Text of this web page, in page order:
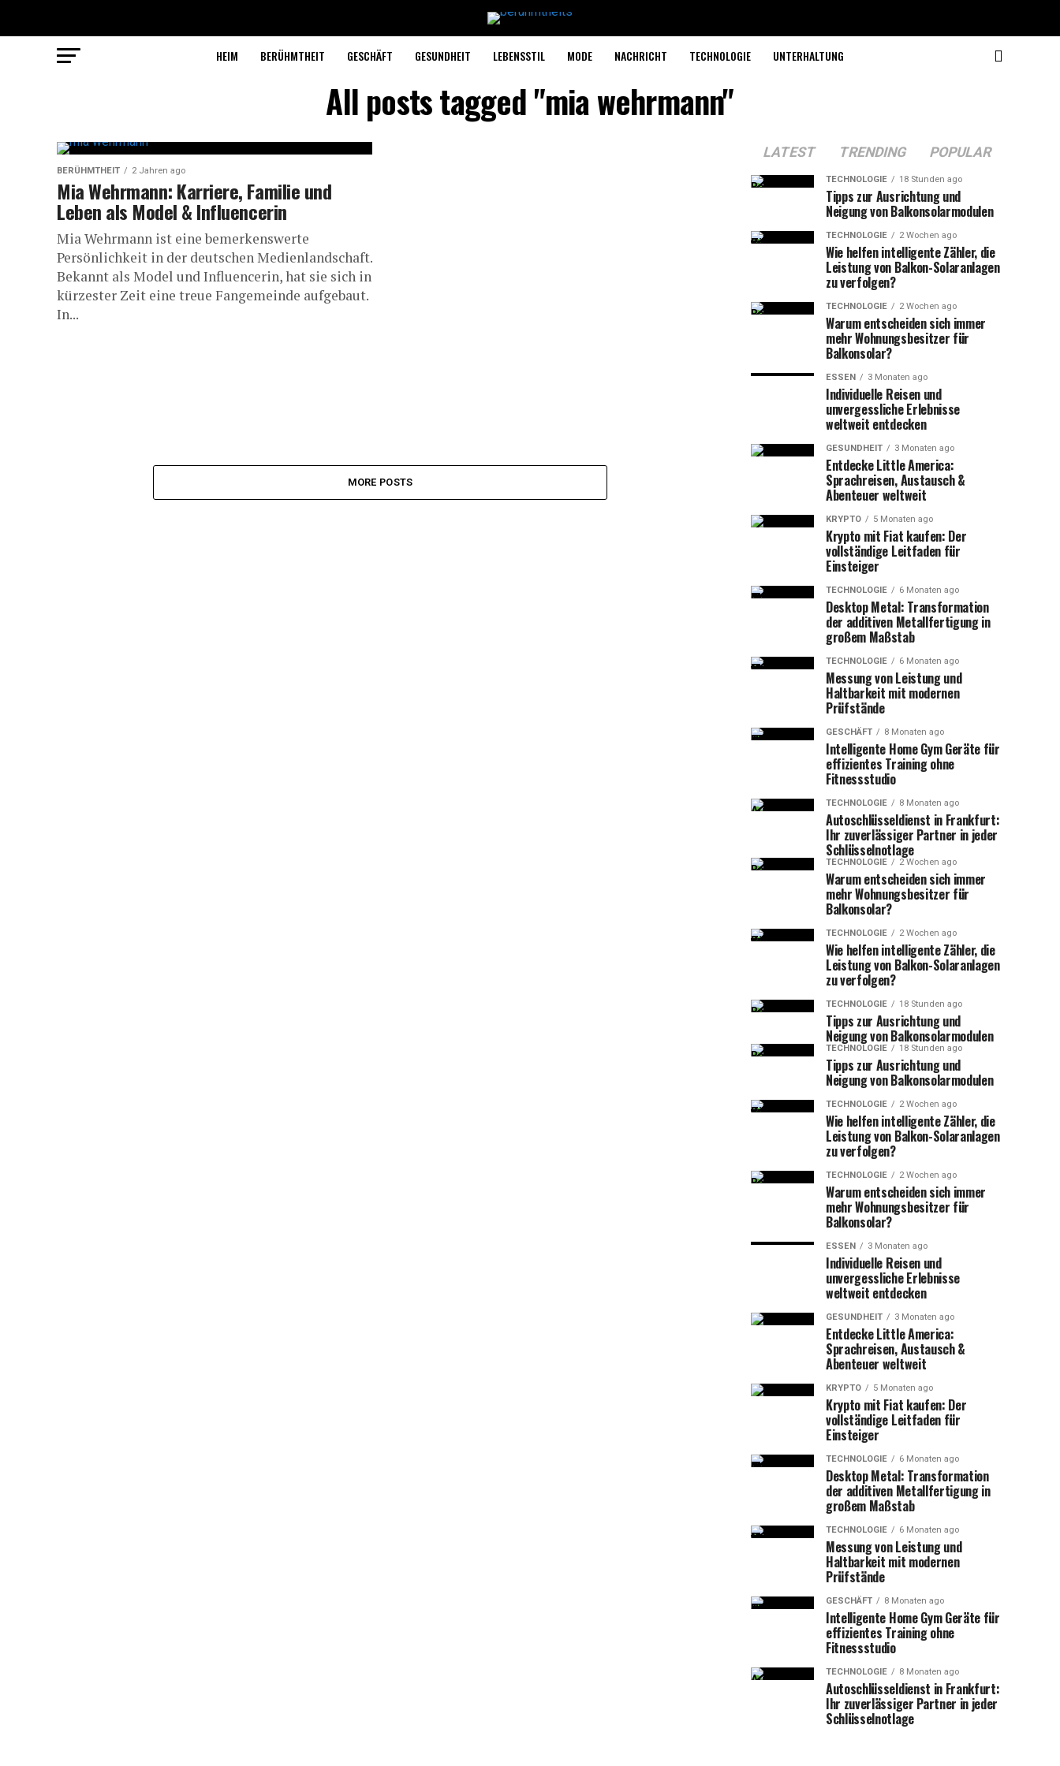
HEIM BERÜHMTHEIT GESCHÄFT GESUNDHEIT LEBENSSTIL MODE NACHRICHT TECHNOLOGIE UNTERHALTUNG
All posts tagged "mia wehrmann"
BERÜHMTHEIT 2 Jahren ago
Mia Wehrmann: Karriere, Familie und
Leben als Model & Influencerin
Mia Wehrmann ist eine bemerkenswerte
Persönlichkeit in der deutschen Medienlandschaft.
Bekannt als Model und Influencerin, hat sie sich in
kürzester Zeit eine treue Fangemeinde aufgebaut.
In...
MORE POSTS
LATEST TRENDING POPULAR
TECHNOLOGIE 18 Stunden ago
Tipps zur Ausrichtung und
Neigung von Balkonsolarmodulen
TECHNOLOGIE 2 Wochen ago
Wie helfen intelligente Zähler, die
Leistung von Balkon-Solaranlagen
zu verfolgen?
TECHNOLOGIE 2 Wochen ago
Warum entscheiden sich immer
mehr Wohnungsbesitzer für
Balkonsolar?
ESSEN 3 Monaten ago
Individuelle Reisen und
unvergessliche Erlebnisse
weltweit entdecken
GESUNDHEIT 3 Monaten ago
Entdecke Little America:
Sprachreisen, Austausch &
Abenteuer weltweit
KRYPTO 5 Monaten ago
Krypto mit Fiat kaufen: Der
vollständige Leitfaden für
Einsteiger
TECHNOLOGIE 6 Monaten ago
Desktop Metal: Transformation
der additiven Metallfertigung in
großem Maßstab
TECHNOLOGIE 6 Monaten ago
Messung von Leistung und
Haltbarkeit mit modernen
Prüfstände
GESCHÄFT 8 Monaten ago
Intelligente Home Gym Geräte für
effizientes Training ohne
Fitnessstudio
TECHNOLOGIE 8 Monaten ago
Autoschlüsseldienst in Frankfurt:
Ihr zuverlässiger Partner in jeder
Schlüsselnotlage
TECHNOLOGIE 2 Wochen ago
Warum entscheiden sich immer
mehr Wohnungsbesitzer für
Balkonsolar?
TECHNOLOGIE 2 Wochen ago
Wie helfen intelligente Zähler, die
Leistung von Balkon-Solaranlagen
zu verfolgen?
TECHNOLOGIE 18 Stunden ago
Tipps zur Ausrichtung und
Neigung von Balkonsolarmodulen
TECHNOLOGIE 18 Stunden ago
Tipps zur Ausrichtung und
Neigung von Balkonsolarmodulen
TECHNOLOGIE 2 Wochen ago
Wie helfen intelligente Zähler, die
Leistung von Balkon-Solaranlagen
zu verfolgen?
TECHNOLOGIE 2 Wochen ago
Warum entscheiden sich immer
mehr Wohnungsbesitzer für
Balkonsolar?
ESSEN 3 Monaten ago
Individuelle Reisen und
unvergessliche Erlebnisse
weltweit entdecken
GESUNDHEIT 3 Monaten ago
Entdecke Little America:
Sprachreisen, Austausch &
Abenteuer weltweit
KRYPTO 5 Monaten ago
Krypto mit Fiat kaufen: Der
vollständige Leitfaden für
Einsteiger
TECHNOLOGIE 6 Monaten ago
Desktop Metal: Transformation
der additiven Metallfertigung in
großem Maßstab
TECHNOLOGIE 6 Monaten ago
Messung von Leistung und
Haltbarkeit mit modernen
Prüfstände
GESCHÄFT 8 Monaten ago
Intelligente Home Gym Geräte für
effizientes Training ohne
Fitnessstudio
TECHNOLOGIE 8 Monaten ago
Autoschlüsseldienst in Frankfurt:
Ihr zuverlässiger Partner in jeder
Schlüsselnotlage